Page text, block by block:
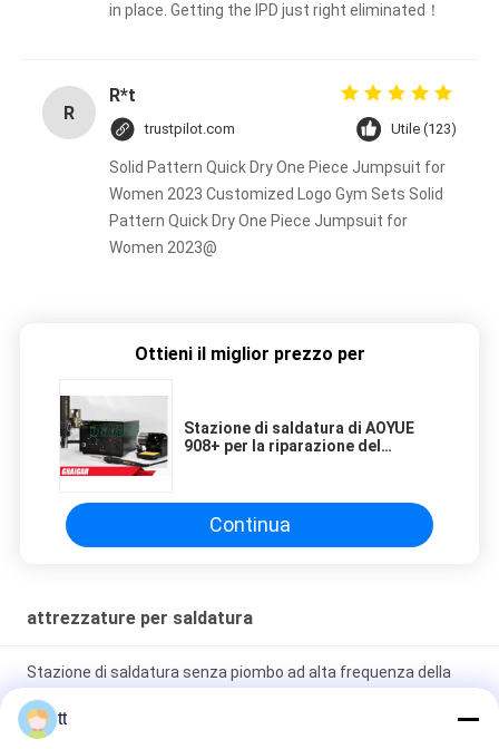
in place. Getting the IPD just right eliminated！
R
R*t
trustpilot.com Utile (123)
Solid Pattern Quick Dry One Piece Jumpsuit for
Women 2023 Customized Logo Gym Sets Solid
Pattern Quick Dry One Piece Jumpsuit for
Women 2023@
Ottieni il miglior prezzo per
Stazione di saldatura di AOYUE
908+ per la riparazione del
Continua
attrezzature per saldatura
Stazione di saldatura senza piombo ad alta frequenza della
lega per saldatura della stazione ESD di BK3300A 150W con il
trasformatore
tt